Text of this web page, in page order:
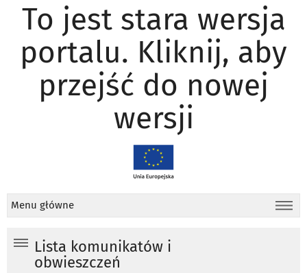
To jest stara wersja
portalu. Kliknij, aby
przejść do nowej
wersji
Menu główne
Lista komunikatów i
obwieszczeń